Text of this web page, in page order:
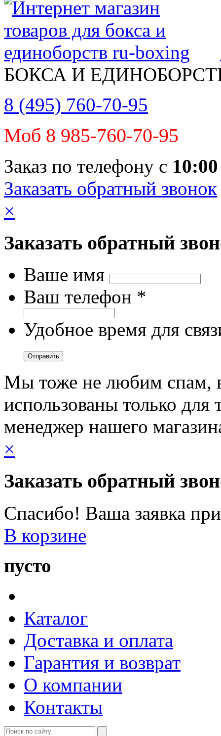
БОКСА И
8 (495) 760-70-95
Моб 8 985-760-70-95
Заказ по телефону с 10:00
Заказать обратный звонок
×
Заказать обратный
Ваше имя
Ваш телефон *
Удобное время для
Мы тоже не любим спам,
использованы только для
менеджер нашего
×
Заказать обратный
Спасибо! Ваша заявка
В корзине
пусто
Каталог
Доставка и оплата
Гарантия и возврат
О компании
Контакты